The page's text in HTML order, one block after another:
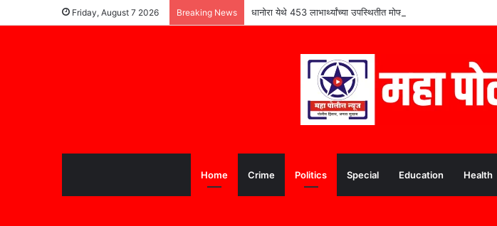
Friday, August 7 2026 Breaking News धानोरा येथे 453 लाभार्थ्यांच्या उपस्थितीत मोफत आरोग्य तपासणी शिबीर
Home Crime Politics Special Education Health